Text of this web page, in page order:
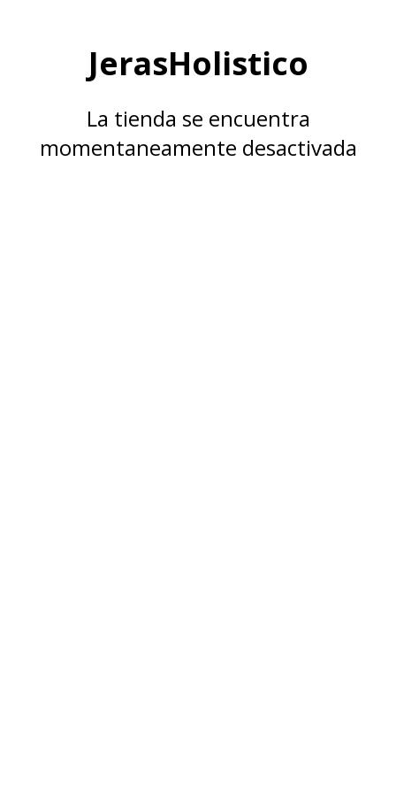
JerasHolistico
La tienda se encuentra
momentaneamente desactivada